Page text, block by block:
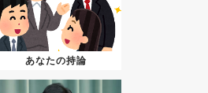
あなたの持論